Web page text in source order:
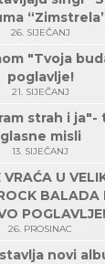
26. SIJEČANJ
"Tvoja
poglavlje!
21. SIJEČANJ
strah i ja"-
glasne misli
13. SIJEČANJ
VRAĆA U
POGLAVLJE!
26. PROSINAC
novi